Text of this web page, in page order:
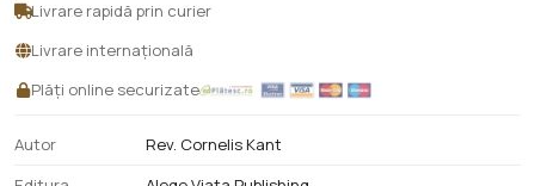
Livrare rapidă prin curier
Livrare internațională
Plăți online securizate
Autor
Rev. Cornelis Kant